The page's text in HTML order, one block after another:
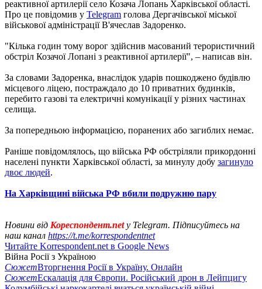
реактивної артилерії село Козача Лопань Харківської області.
Про це повідомив у Telegram голова Дергачівської міської
військової адміністрації В'ячеслав Задоренко.
"Кілька годин тому ворог здійснив масований терористичний
обстріл Козачої Лопані з реактивної артилерії", – написав він.
За словами Задоренка, внаслідок ударів пошкоджено будівлю
місцевого ліцею, постраждало до 10 приватних будинків,
перебито газові та електричні комунікації у різних частинах
селища.
За попередньою інформацією, поранених або загиблих немає.
Раніше повідомлялось, що війська РФ обстріляли прикордонні
населені пункти Харківської області, за минулу добу загинуло
двоє людей.
На Харківщині війська РФ вбили подружню пару
Новини від Кореспондент.netу Telegram. Підписуйтесь на
наш канал https://t.me/korrespondentnet
Читайте Korrespondent.net в Google News
Війна Росії з Україною
СюжетВторгнення Росії в Україну. Онлайн
СюжетЕскалація для Європи. Російський дрон в Лейпцигу